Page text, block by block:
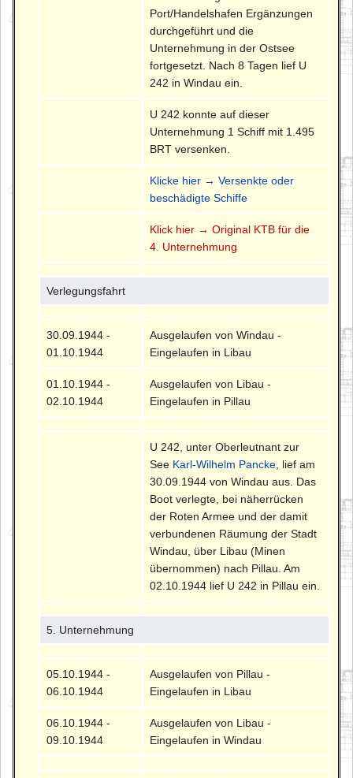
Port/Handelshafen Ergänzungen
durchgeführt und die
Unternehmung in der Ostsee
fortgesetzt. Nach 8 Tagen lief U
242 in Windau ein.
U 242 konnte auf dieser
Unternehmung 1 Schiff mit 1.495
BRT versenken.
Klicke hier → Versenkte oder
beschädigte Schiffe
Klick hier → Original KTB für die
4. Unternehmung
Verlegungsfahrt
30.09.1944 -
01.10.1944
Ausgelaufen von Windau -
Eingelaufen in Libau
01.10.1944 -
02.10.1944
Ausgelaufen von Libau -
Eingelaufen in Pillau
U 242, unter Oberleutnant zur
See Karl-Wilhelm Pancke , lief am
30.09.1944 von Windau aus. Das
Boot verlegte, bei näherrücken
der Roten Armee und der damit
verbundenen Räumung der Stadt
Windau, über Libau (Minen
übernommen) nach Pillau. Am
02.10.1944 lief U 242 in Pillau ein.
5. Unternehmung
05.10.1944 -
06.10.1944
Ausgelaufen von Pillau -
Eingelaufen in Libau
06.10.1944 -
09.10.1944
Ausgelaufen von Libau -
Eingelaufen in Windau